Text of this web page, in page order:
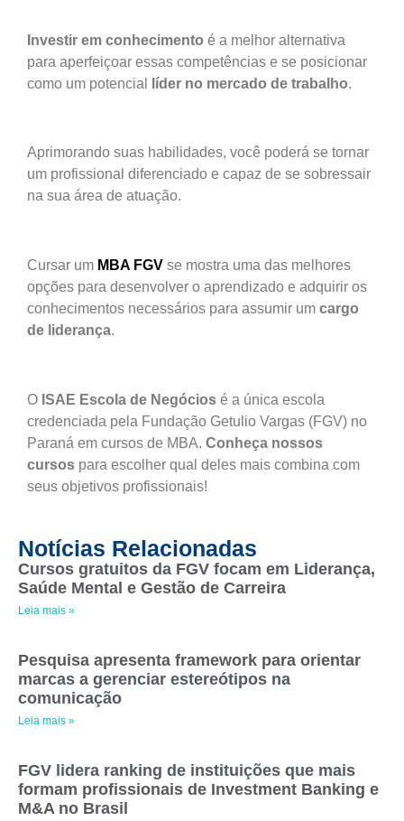
Investir em conhecimento é a melhor alternativa
para aperfeiçoar essas competências e se posicionar
como um potencial
líder no mercado de trabalho.
Aprimorando suas habilidades, você poderá se tornar
um profissional diferenciado e capaz de se sobressair
na sua área de atuação.
Cursar um MBA FGV se mostra uma das melhores
opções para desenvolver o aprendizado e adquirir os
conhecimentos necessários para assumir um cargo
de liderança.
O ISAE Escola de Negócios é a única escola
credenciada pela Fundação Getulio Vargas (FGV) no
Paraná em cursos de MBA. Conheça nossos
cursos para escolher qual deles mais combina com
seus objetivos profissionais!
Notícias Relacionadas
Cursos gratuitos da FGV focam em Liderança,
Saúde Mental e Gestão de Carreira
Leia mais »
Pesquisa apresenta framework para orientar
marcas a gerenciar estereótipos na
comunicação
Leia mais »
FGV lidera ranking de instituições que mais
formam profissionais de Investment Banking e
M&A no Brasil